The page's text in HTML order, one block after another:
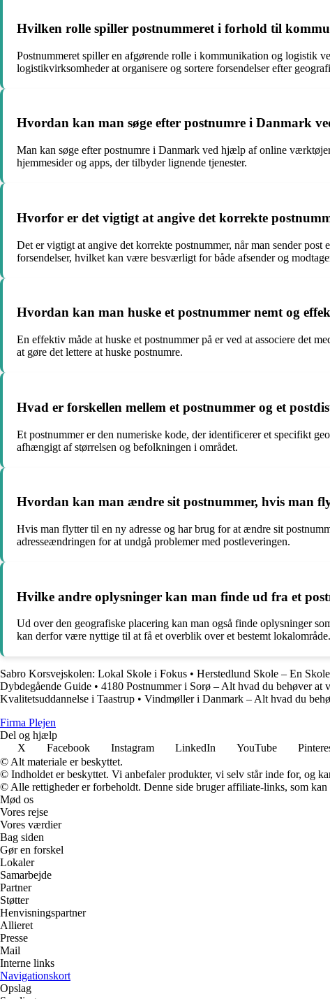
Hvilken rolle spiller postnummeret i forhold til
Postnummeret spiller en afgørende rolle i kommunikation og logistik
logistikvirksomheder at organisere og sortere forsendelser efter
Hvordan kan man søge efter postnumre i Danmark
Man kan søge efter postnumre i Danmark ved hjælp af online
hjemmesider og apps, der tilbyder lignende tjenester.
Hvorfor er det vigtigt at angive det korrekte
Det er vigtigt at angive det korrekte postnummer, når man sender
forsendelser, hvilket kan være besværligt for både afsender og
Hvordan kan man huske et postnummer nemt og
En effektiv måde at huske et postnummer på er ved at associere det
at gøre det lettere at huske postnumre.
Hvad er forskellen mellem et postnummer og et
Et postnummer er den numeriske kode, der identificerer et specifikt
afhængigt af størrelsen og befolkningen i området.
Hvordan kan man ændre sit postnummer, hvis man
Hvis man flytter til en ny adresse og har brug for at ændre sit
adresseændringen for at undgå problemer med postleveringen.
Hvilke andre oplysninger kan man finde ud fra et
Ud over den geografiske placering kan man også finde oplysninger
kan derfor være nyttige til at få et overblik over et bestemt lokalområde.
Sabro Korsvejskolen: Lokal Skole i Fokus • Herstedlund Skole – En
Dybdegående Guide • 4180 Postnummer i Sorø – Alt hvad du behøver at
Kvalitetsuddannelse i Taastrup • Vindmøller i Danmark – Alt hvad du
Firma Plejen
Del og hjælp
X
Facebook Instagram LinkedIn YouTube
© Alt materiale er beskyttet.
© Indholdet er beskyttet. Vi anbefaler produkter, vi selv står inde for, og
© Alle rettigheder er forbeholdt. Denne side bruger affiliate-links, som
Mød os
Vores rejse
Vores værdier
Bag siden
Gør en forskel
Lokaler
Samarbejde
Partner
Støtter
Henvisningspartner
Allieret
Presse
Mail
Interne links
Navigationskort
Opslag